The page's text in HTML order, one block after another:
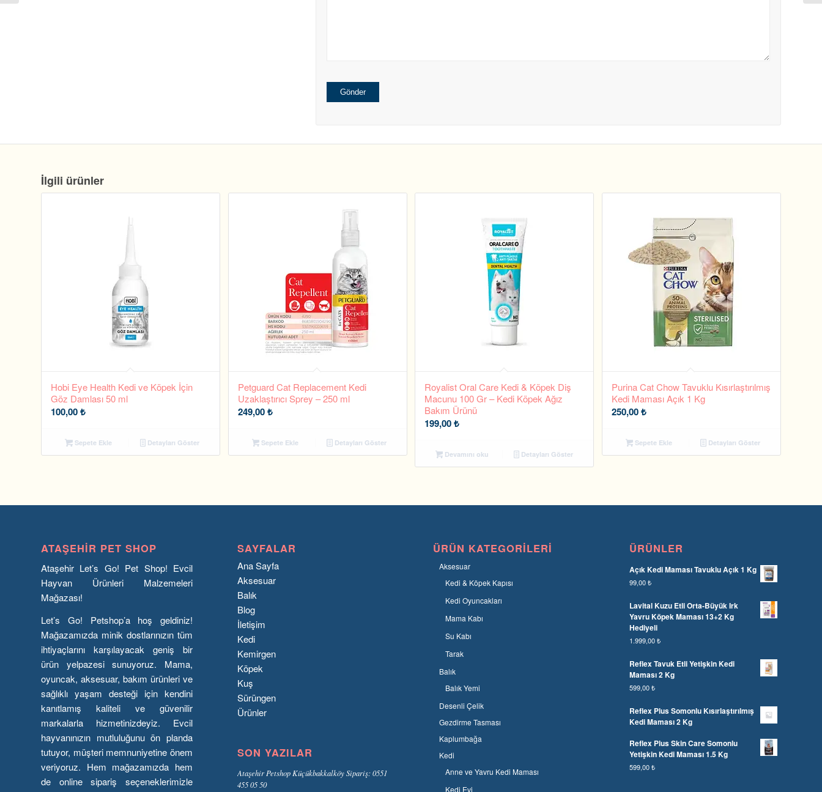
İlgili ürünler
Hobi Eye Health Kedi ve Köpek İçin
Göz Damlası 50 ml
100,00₺
Sepete Ekle Detayları Göster
Petguard Cat Replacement Kedi
Uzaklaştırıcı Sprey – 250 ml
249,00₺
Sepete Ekle Detayları Göster
Royalist Oral Care Kedi & Köpek Diş
Macunu 100 Gr – Kedi Köpek Ağız
Bakım Ürünü
199,00₺
Devamını oku Detayları Göster
Purina Cat Chow Tavuklu Kısırlaştırılmış
Kedi Maması Açık 1 Kg
250,00₺
Sepete Ekle Detayları Göster
ATAŞEHIR PET SHOP
Ataşehir Let’s Go! Pet Shop! Evcil
Hayvan Ürünleri Malzemeleri
Mağazası!
Let’s Go! Petshop’a hoş geldiniz!
Mağazamızda minik dostlarınızın tüm
ihtiyaçlarını karşılayacak geniş bir
ürün yelpazesi sunuyoruz. Mama,
oyuncak, aksesuar, bakım ürünleri ve
sağlıklı yaşam desteği için kendini
kanıtlamış kaliteli ve güvenilir
markalarla hizmetinizdeyiz. Evcil
hayvanınızın mutluluğunu ön planda
tutuyor, müşteri memnuniyetine önem
veriyoruz. Hem mağazamızda hem
de online sipariş seçeneklerimizle
SAYFALAR
Ana Sayfa
Aksesuar
Balık
Blog
İletişim
Kedi
Kemirgen
Köpek
Kuş
Sürüngen
Ürünler
SON YAZILAR
Ataşehir Petshop Küçükbakkalköy Sipariş: 0551
455 05 50
ÜRÜN KATEGORILERI
Aksesuar
Kedi & Köpek Kapısı
Kedi Oyuncakları
Mama Kabı
Su Kabı
Tarak
Balık
Balık Yemi
Desenli Çelik
Gezdirme Tasması
Kaplumbağa
Kedi
Anne ve Yavru Kedi Maması
Kedi Evi
ÜRÜNLER
Açık Kedi Maması Tavuklu Açık 1 Kg
99,00₺
Lavital Kuzu Etli Orta-Büyük Irk
Yavru Köpek Maması 13+2 Kg
Hediyeli
1.999,00₺
Reflex Tavuk Etli Yetişkin Kedi
Maması 2 Kg
599,00₺
Reflex Plus Somonlu Kısırlaştırılmış
Kedi Maması 2 Kg
Reflex Plus Skin Care Somonlu
Yetişkin Kedi Maması 1.5 Kg
599,00₺